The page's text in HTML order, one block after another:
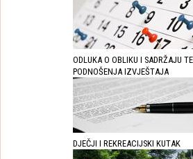
ODLUKA O OBLIKU I SADRŽAJU
PODNOŠENJA IZVJEŠTAJA
DJEČJI I REKREACIJSKI KUTAK